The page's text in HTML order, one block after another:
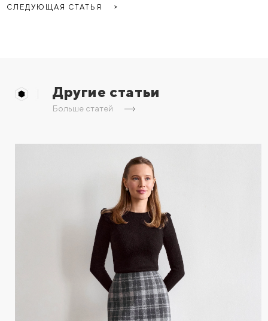
СЛЕДУЮЩАЯ СТАТЬЯ
Другие статьи
Больше статей